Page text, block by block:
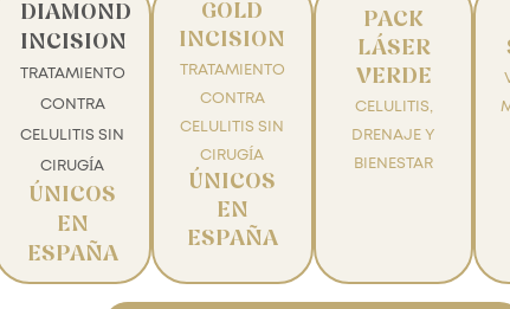
de
DIAMOND
INCISION
TRATAMIENTO
CONTRA
CELULITIS SIN
CIRUGÍA
ÚNICOS
EN
ESPAÑA
GOLD
INCISION
TRATAMIENTO
CONTRA
CELULITIS SIN
CIRUGÍA
ÚNICOS
EN
ESPAÑA
PACK
LÁSER
VERDE
CELULITIS,
DRENAJE Y
BIENESTAR